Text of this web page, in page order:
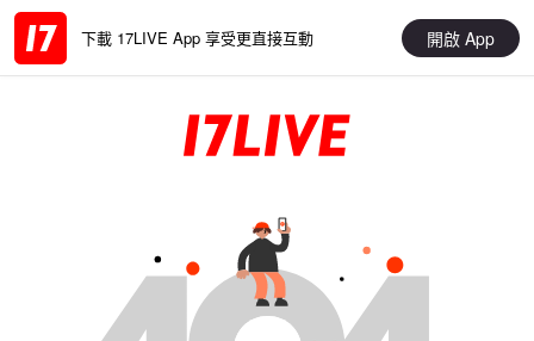
下載 17LIVE App 享受更直接互動 開啟 App